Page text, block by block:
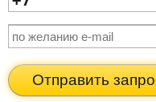
Отправить